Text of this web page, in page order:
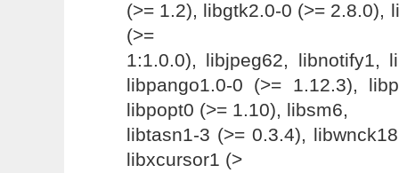
(>= 1.2), libgtk2.0-0 (>= 2.8.0),
(>=
1:1.0.0), libjpeg62, libnotify1,
libpango1.0-0 (>= 1.12.3),
libpopt0 (>= 1.10), libsm6,
libtasn1-3 (>= 0.3.4),
libxcursor1 (>